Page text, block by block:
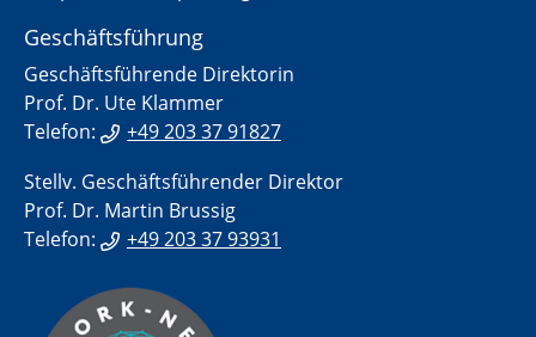
Geschäftsführung
Geschäftsführende Direktorin
Prof. Dr. Ute Klammer
Telefon:
+49 203 37 91827
Stellv. Geschäftsführender Direktor
Prof. Dr. Martin Brussig
Telefon:
+49 203 37 93931